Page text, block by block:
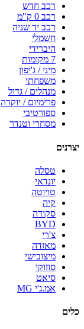
רכב חדש
רכב 0 ק"מ
רכב יד שניה
חשמלי
היברידי
7 מקומות
מיני / ג'יפון
משפחתי
מנהלים / גדול
פרימיום / יוקרה
ספורטיבי
מסחרי וטנדר
יצרנים
טסלה
יונדאי
טויוטה
קיה
סקודה
BYD
צ'רי
מאזדה
מיצובישי
סוזוקי
סיאט
אמ.ג'י MG
כלים